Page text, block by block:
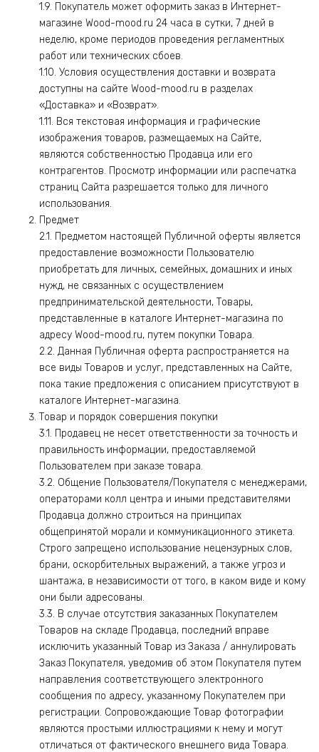
1.9. Покупатель может оформить заказ в Интернет-
магазине Wood-mood.ru 24 часа в сутки, 7 дней в
неделю, кроме периодов проведения регламентных
работ или технических сбоев.
1.10. Условия осуществления доставки и возврата
доступны на сайте Wood-mood.ru в разделах
«Доставка» и «Возврат».
1.11. Вся текстовая информация и графические
изображения товаров, размещаемых на Сайте,
являются собственностью Продавца или его
контрагентов. Просмотр информации или распечатка
страниц Сайта разрешается только для личного
использования.
Предмет
2.1. Предметом настоящей Публичной оферты является
предоставление возможности Пользователю
приобретать для личных, семейных, домашних и иных
нужд, не связанных с осуществлением
предпринимательской деятельности, Товары,
представленные в каталоге Интернет-магазина по
адресу Wood-mood.ru, путем покупки Товара.
2.2. Данная Публичная оферта распространяется на
все виды Товаров и услуг, представленных на Сайте,
пока такие предложения с описанием присутствуют в
каталоге Интернет-магазина.
Товар и порядок совершения покупки
3.1. Продавец не несет ответственности за точность и
правильность информации, предоставляемой
Пользователем при заказе товара.
3.2. Общение Пользователя/Покупателя с менеджерами,
операторами колл центра и иными представителями
Продавца должно строиться на принципах
общепринятой морали и коммуникационного этикета.
Строго запрещено использование нецензурных слов,
брани, оскорбительных выражений, а также угроз и
шантажа, в независимости от того, в каком виде и кому
они были адресованы.
3.3. В случае отсутствия заказанных Покупателем
Товаров на складе Продавца, последний вправе
исключить указанный Товар из Заказа / аннулировать
Заказ Покупателя, уведомив об этом Покупателя путем
направления соответствующего электронного
сообщения по адресу, указанному Покупателем при
регистрации. Сопровождающие Товар фотографии
являются простыми иллюстрациями к нему и могут
отличаться от фактического внешнего вида Товара.